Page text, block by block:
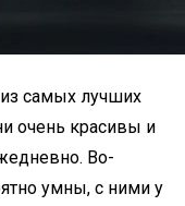
самых лучших
очень красивы и
Во-
умны, с ними у